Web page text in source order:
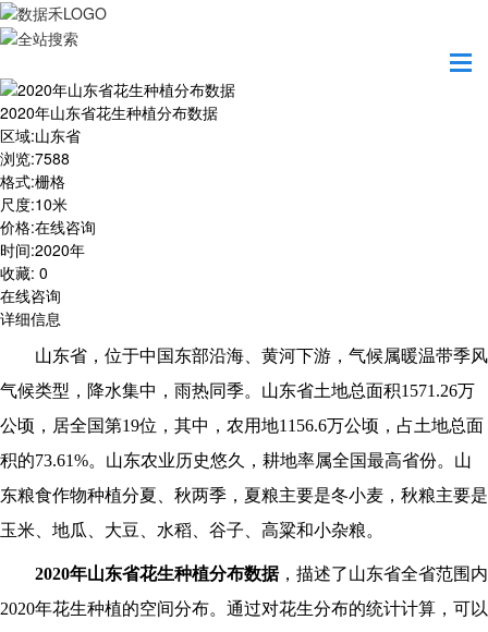
2020年山东省花生种植分布数据
区域:山东省
浏览:7588
格式:栅格
尺度:10米
价格:在线咨询
时间:2020年
收藏: 0
在线咨询
详细信息
山东省，位于中国东部沿海、黄河下游，气候属暖温带季风
气候类型，降水集中，雨热同季。山东省土地总面积1571.26万
公顷，居全国第19位，其中，农用地1156.6万公顷，占土地总面
积的73.61%。山东农业历史悠久，耕地率属全国最高省份。山
东粮食作物种植分夏、秋两季，夏粮主要是冬小麦，秋粮主要是
玉米、地瓜、大豆、水稻、谷子、高粱和小杂粮。
2020年山东省花生种植分布数据，描述了山东省全省范围内
2020年花生种植的空间分布。通过对花生分布的统计计算，可以